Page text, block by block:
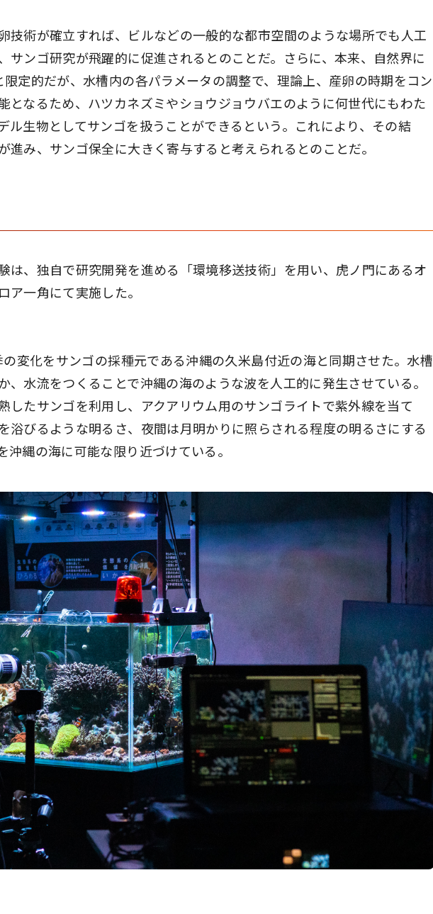
技術が確立すれば、ビルなどの一般的な都市空間のような場所でも人工
サンゴ研究が飛躍的に促進されるとのことだ。さらに、本来、自然界に
定的だが、水槽内の各パラメータの調整で、理論上、産卵の時期をコン
となるため、ハツカネズミやショウジョウバエのように何世代にもわた
ル生物としてサンゴを扱うことができるという。これにより、その結
進み、サンゴ保全に大きく寄与すると考えられるとのことだ。
は、独自で研究開発を進める「環境移送技術」を用い、虎ノ門にあるオ
ア一角にて実施した。
変化をサンゴの採種元である沖縄の久米島付近の海と同期させた。水槽
、水流をつくることで沖縄の海のような波を人工的に発生させている。
したサンゴを利用し、アクアリウム用のサンゴライトで紫外線を当て
浴びるような明るさ、夜間は月明かりに照らされる程度の明るさにする
沖縄の海に可能な限り近づけている。